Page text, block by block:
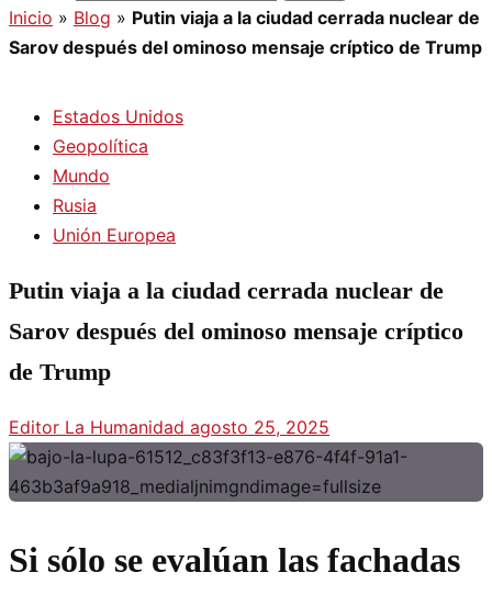
Inicio » Blog » Putin viaja a la ciudad cerrada nuclear de
Sarov después del ominoso mensaje críptico de Trump
Estados Unidos
Geopolítica
Mundo
Rusia
Unión Europea
Putin viaja a la ciudad cerrada nuclear de
Sarov después del ominoso mensaje críptico
de Trump
Editor La Humanidad agosto 25, 2025
Si sólo se evalúan las fachadas